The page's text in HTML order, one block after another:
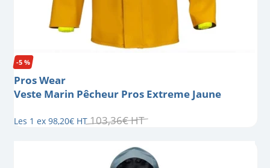
-5 %
Pros Wear
Veste Marin Pêcheur Pros Extreme Jaune
Les 1 ex 98,20€ HT 103,36€HT